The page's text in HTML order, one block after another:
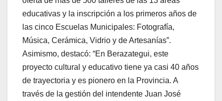
educativas y la inscripción a los primeros años de
las cinco Escuelas Municipales: Fotografía,
Música, Cerámica, Vidrio y de Artesanías”.
Asimismo, destacó: “En Berazategui, este
proyecto cultural y educativo tiene ya casi 40 años
de trayectoria y es pionero en la Provincia. A
través de la gestión del intendente Juan José